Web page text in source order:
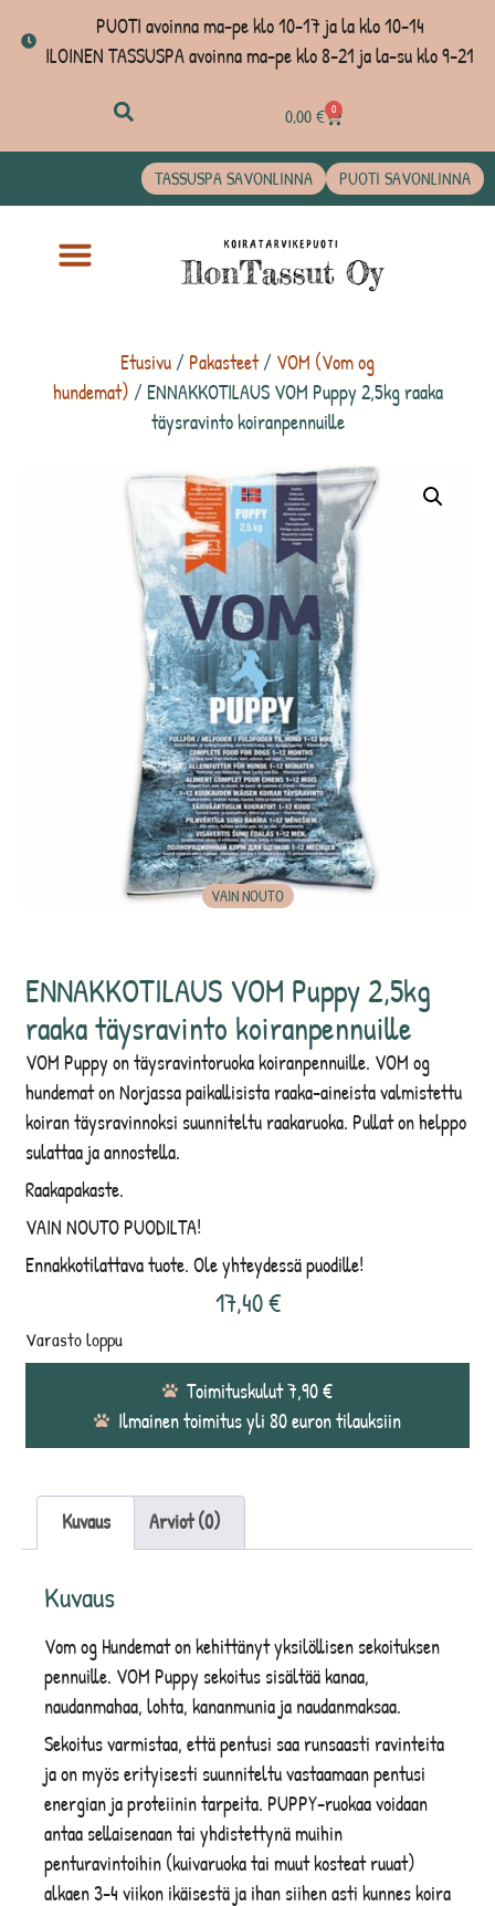
PUOTI avoinna ma-pe klo 10-17 ja la klo 10-14
ILOINEN TASSUSPA avoinna ma-pe klo 8-21 ja la-su klo 9-21
0,00€ 0
TASSUSPA SAVONLINNA PUOTI SAVONLINNA
Etusivu / Pakasteet/ VOM (Vom og
hundemat) / ENNAKKOTILAUS VOM Puppy 2,5kg raaka
täysravinto koiranpennuille
VAIN NOUTO
ENNAKKOTILAUS VOM Puppy 2,5kg
raaka täysravinto koiranpennuille
VOM Puppy on täysravintoruoka koiranpennuille. VOM og
hundemat on Norjassa paikallisista raaka-aineista valmistettu
koiran täysravinnoksi suunniteltu raakaruoka. Pullat on helppo
sulattaa ja annostella.
Raakapakaste.
VAIN NOUTO PUODILTA!
Ennakkotilattava tuote. Ole yhteydessä puodille!
17,40€
Varasto loppu
Toimituskulut 7,90 €
Ilmainen toimitus yli 80 euron tilauksiin
Kuvaus Arviot (0)
Kuvaus
Vom og Hundemat on kehittänyt yksilöllisen sekoituksen
pennuille. VOM Puppy sekoitus sisältää kanaa,
naudanmahaa, lohta, kananmunia ja naudanmaksaa.
Sekoitus varmistaa, että pentusi saa runsaasti ravinteita
ja on myös erityisesti suunniteltu vastaamaan pentusi
energian ja proteiinin tarpeita. PUPPY-ruokaa voidaan
antaa sellaisenaan tai yhdistettynä muihin
penturavintoihin (kuivaruoka tai muut kosteat ruuat)
alkaen 3-4 viikon ikäisestä ja ihan siihen asti kunnes koira